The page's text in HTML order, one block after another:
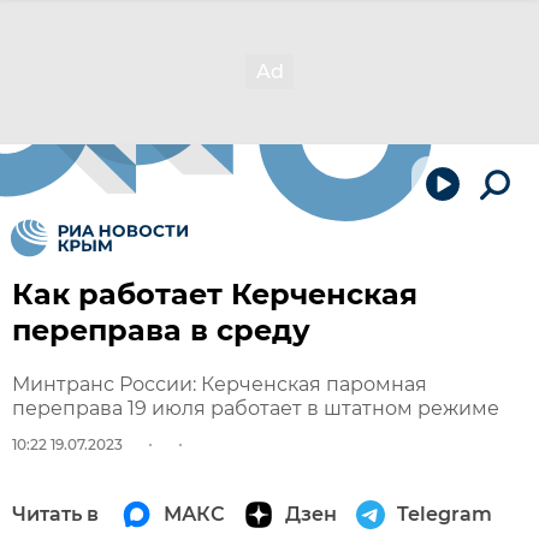
Как работает Керченская
переправа в среду
Минтранс России: Керченская паромная
переправа 19 июля работает в штатном режиме
10:22 19.07.2023
Читать в МАКС Дзен Telegram